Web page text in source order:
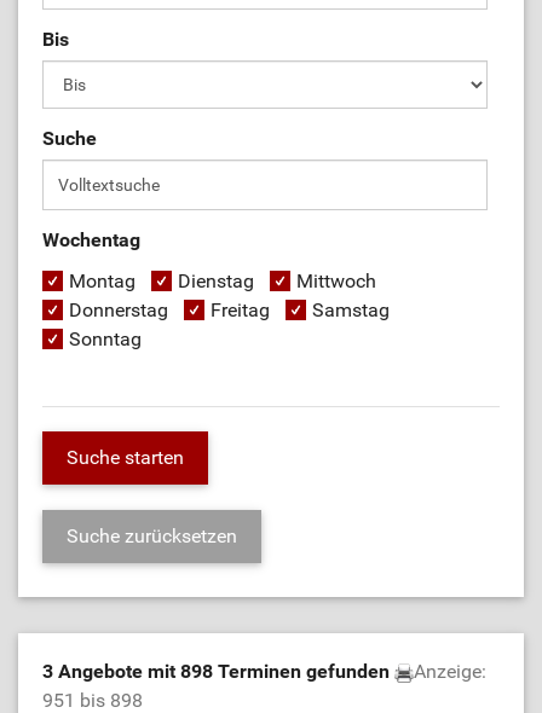
Bis
Suche
Wochentag
Montag
Dienstag
Mittwoch
Donnerstag
Freitag
Samstag
Sonntag
3 Angebote mit 898 Terminen gefunden
Anzeige:
951 bis 898